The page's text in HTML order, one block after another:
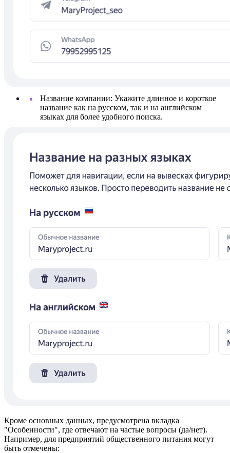
Название компании: Укажите длинное и короткое
название как на русском, так и на английском
языках для более удобного поиска.
Кроме основных данных, предусмотрена вкладка
"Особенности", где отвечают на частые вопросы (да/нет).
Например, для предприятий общественного питания могут
быть отмечены: